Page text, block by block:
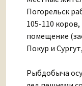
Погорельск
105-110
помещение
Покур и
Рыбдобыча